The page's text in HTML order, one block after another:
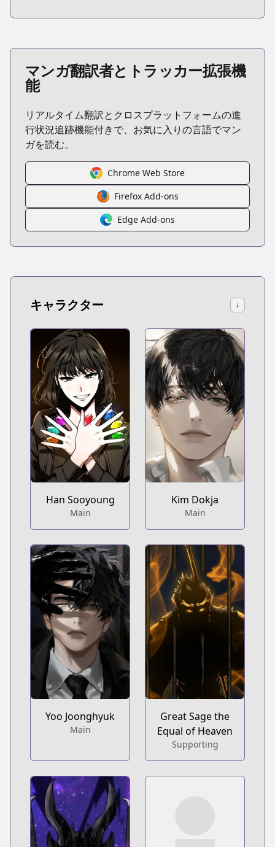
マンガ翻訳者とトラッカー拡張機
能
リアルタイム翻訳とクロスプラットフォームの進
行状況追跡機能付きで、お気に入りの言語でマン
ガを読む。
Chrome Web Store
Firefox Add-ons
Edge Add-ons
キャラクター ↓
Han Sooyoung
Main
Kim Dokja
Main
Yoo Joonghyuk
Main
Great Sage the
Equal of Heaven
Supporting